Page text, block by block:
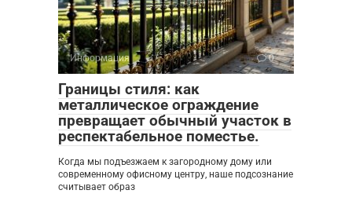
Информация 0
Границы стиля: как
металлическое ограждение
превращает обычный участок в
респектабельное поместье.
Когда мы подъезжаем к загородному дому или
современному офисному центру, наше подсознание
считывает образ